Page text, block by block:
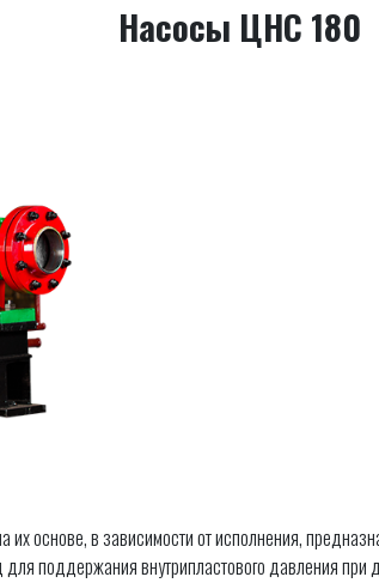
Насосы ЦНС 180
основе, в зависимости от исполнения,
поддержания внутрипластового давления при